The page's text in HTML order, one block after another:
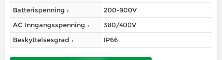
Batterispenning :
200-900V
AC Inngangsspenning :
380/400V
Beskyttelsesgrad :
IP66